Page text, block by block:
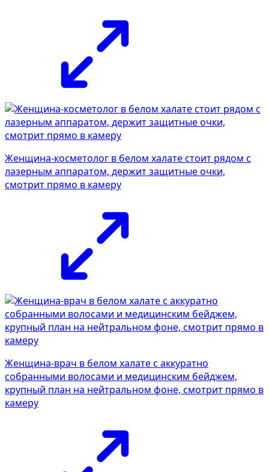
Женщина-косметолог в белом халате стоит рядом с
лазерным аппаратом, держит защитные очки,
смотрит прямо в камеру
Женщина-врач в белом халате с аккуратно
собранными волосами и медицинским бейджем,
крупный план на нейтральном фоне, смотрит прямо в
камеру